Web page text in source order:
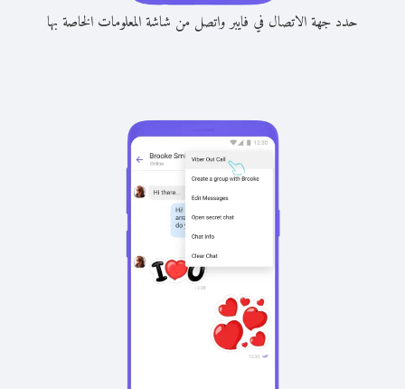
حدد جهة الاتصال في فايبر واتصل من شاشة المعلومات الخاصة بها